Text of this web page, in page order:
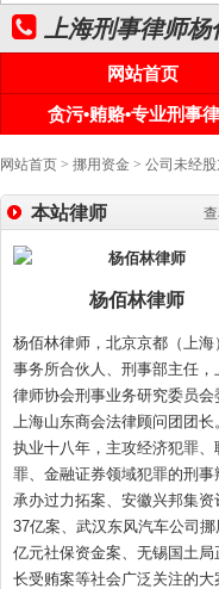
上海刑事律师
网站首页
贪污•贿赂•专业刑事
网站首页 > 挪用资金 > 公司未经
本站律师
杨佰林律师
杨佰林律师，北京京都（上海
事务所合伙人、刑事部主任，
律师协会刑事业务研究委员会
上海山东商会法律顾问团团长
执业十八年，主攻经济犯罪、
罪、金融证券领域犯罪的刑事
承办过力拓案、安徽兴邦集资
37亿案、武汉东风汽车公司挪
亿元社保资金案、无锡国土局
长受贿案等社会广泛关注的大